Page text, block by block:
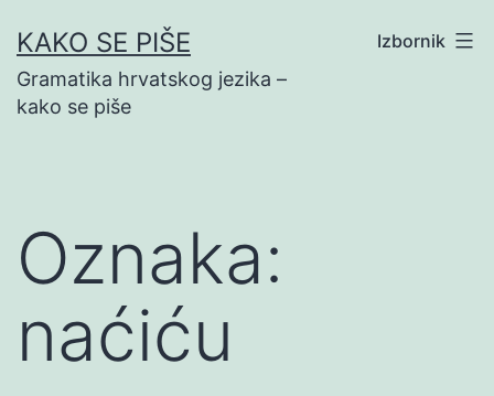
na
sadržaj
KAKO SE PIŠE
Gramatika hrvatskog jezika –
kako se piše
Izbornik
Oznaka:
naćiću